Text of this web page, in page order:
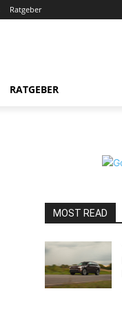
Ratgeber
RATGEBER
MOST READ